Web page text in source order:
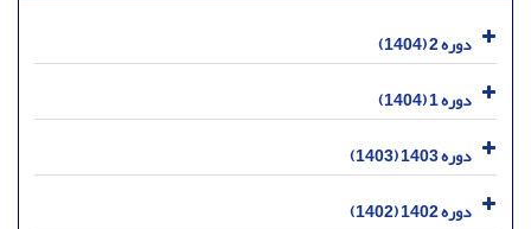
دوره 2 (1404)
دوره 1 (1404)
دوره 1403 (1403)
دوره 1402 (1402)